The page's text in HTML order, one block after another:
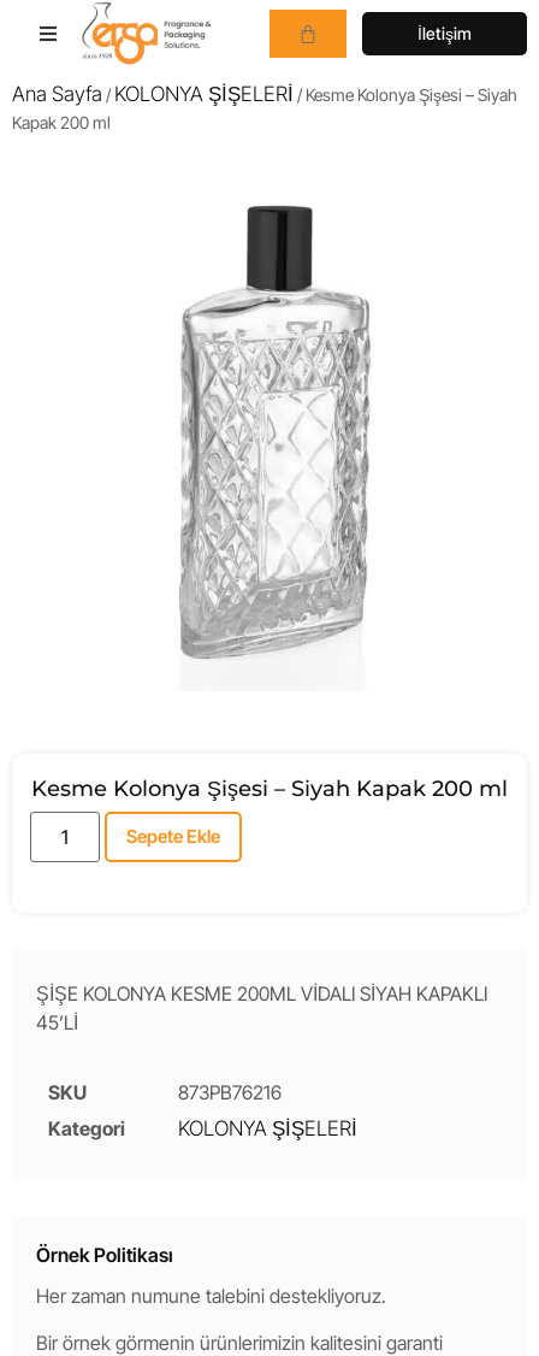
İletişim
Ana Sayfa /KOLONYA ŞİŞELERİ / Kesme Kolonya Şişesi – Siyah
Kapak 200 ml
Kesme Kolonya Şişesi – Siyah Kapak 200 ml
Sepete Ekle
ŞİŞE KOLONYA KESME 200ML VİDALI SİYAH KAPAKLI
45’Lİ
SKU
873PB76216
Kategori
KOLONYA ŞİŞELERİ
Örnek Politikası
Her zaman numune talebini destekliyoruz.
Bir örnek görmenin ürünlerimizin kalitesini garanti